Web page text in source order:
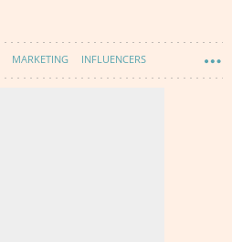
MARKETING INFLUENCERS